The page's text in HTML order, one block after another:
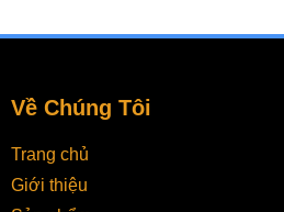
Về Chúng Tôi
Trang chủ
Giới thiệu